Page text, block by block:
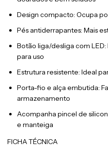
Design compacto: Ocupa
Pés antiderrapantes: Mais
Botão liga/desliga com
para uso
Estrutura resistente: Ideal
Porta-fio e alça embutida:
armazenamento
Acompanha pincel de
e manteiga
FICHA TÉCNICA